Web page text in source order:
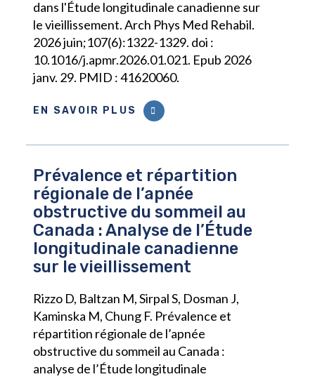
dans l'Étude longitudinale canadienne sur
le vieillissement. Arch Phys Med Rehabil.
2026 juin;107(6):1322-1329. doi :
10.1016/j.apmr.2026.01.021. Epub 2026
janv. 29. PMID : 41620060.
EN SAVOIR PLUS
Prévalence et répartition
régionale de l’apnée
obstructive du sommeil au
Canada : Analyse de l’Étude
longitudinale canadienne
sur le vieillissement
Rizzo D, Baltzan M, Sirpal S, Dosman J,
Kaminska M, Chung F. Prévalence et
répartition régionale de l’apnée
obstructive du sommeil au Canada :
analyse de l’Étude longitudinale